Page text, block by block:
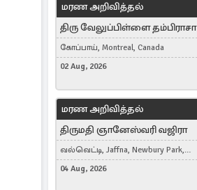
மரண அறிவித்தல்
திரு வேலுப்பிள்ளை தம்பிராசா
கோப்பாய், Montreal, Canada
02 Aug, 2026
மரண அறிவித்தல்
திருமதி ஞானேஸ்வரி வஜிரா
வல்வெட்டி, Jaffna, Newbury Park,
United Kingdom
04 Aug, 2026